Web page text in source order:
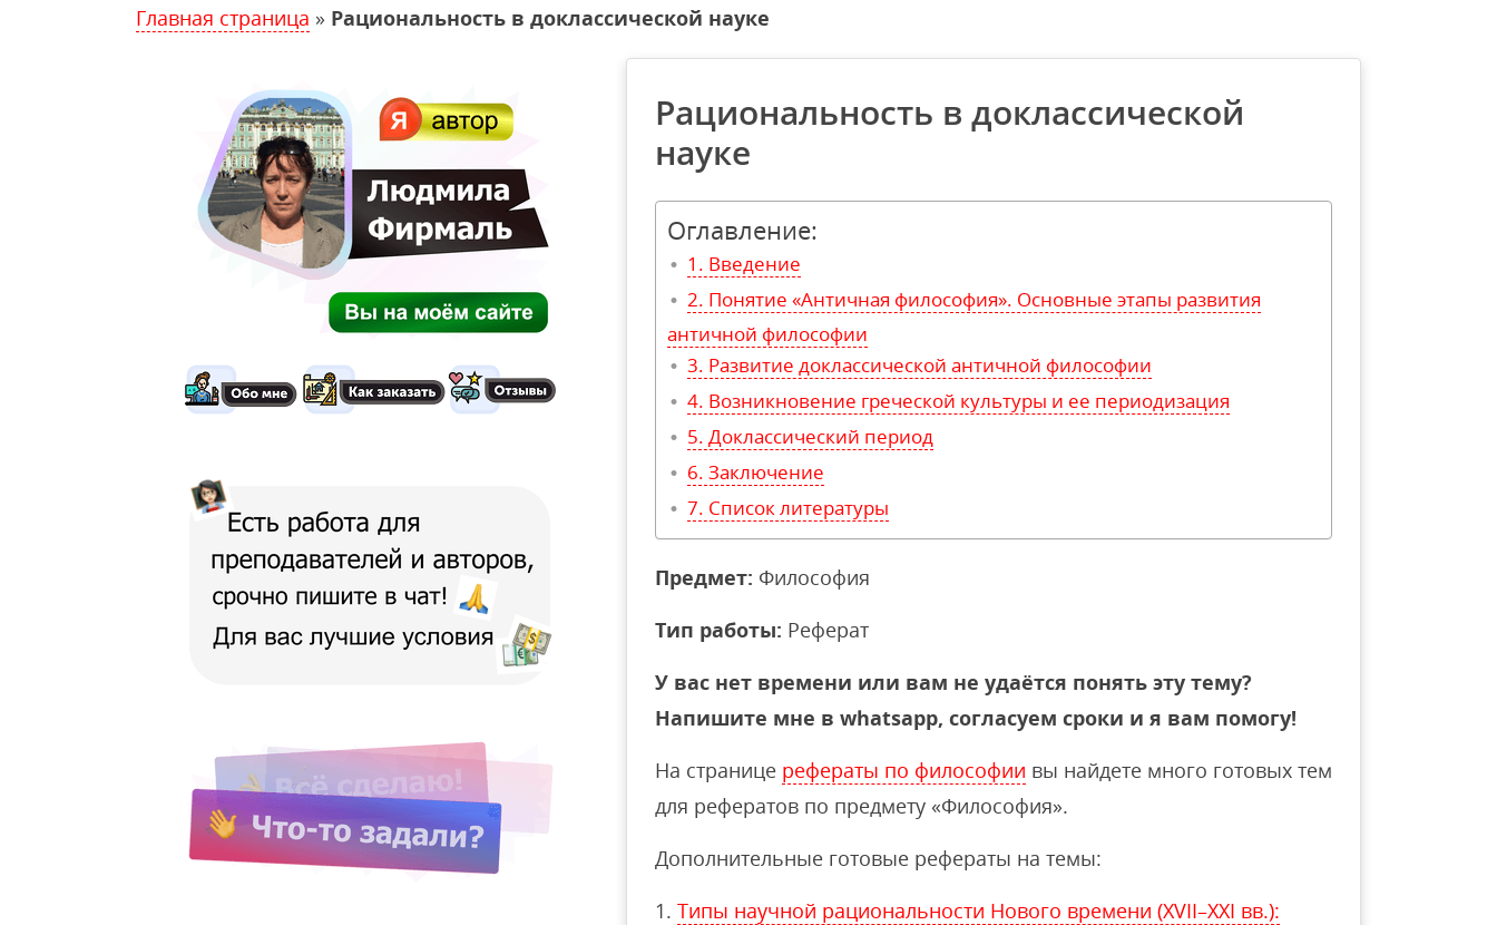
Главная страница » Рациональность в доклассической науке
Рациональность в доклассической
науке
Оглавление:
Введение
Понятие «Античная философия». Основные этапы развития
античной философии
Развитие доклассической античной философии
Возникновение греческой культуры и ее периодизация
Доклассический период
Заключение
Список литературы
Предмет: Философия
Тип работы: Реферат
У вас нет времени или вам не удаётся понять эту тему?
Напишите мне в whatsapp, согласуем сроки и я вам помогу!
На странице рефераты по философии вы найдете много готовых тем
для рефератов по предмету «Философия».
Дополнительные готовые рефераты на темы:
Типы научной рациональности Нового времени (XVII–XXI вв.):